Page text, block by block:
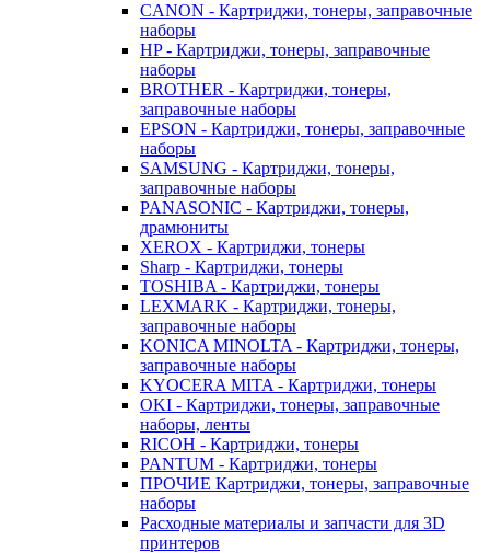
CANON - Картриджи, тонеры, заправочные
наборы
HP - Картриджи, тонеры, заправочные
наборы
BROTHER - Картриджи, тонеры,
заправочные наборы
EPSON - Картриджи, тонеры, заправочные
наборы
SAMSUNG - Картриджи, тонеры,
заправочные наборы
PANASONIC - Картриджи, тонеры,
драмюниты
XEROX - Картриджи, тонеры
Sharp - Картриджи, тонеры
TOSHIBA - Картриджи, тонеры
LEXMARK - Картриджи, тонеры,
заправочные наборы
KONICA MINOLTA - Картриджи, тонеры,
заправочные наборы
KYOCERA MITA - Картриджи, тонеры
OKI - Картриджи, тонеры, заправочные
наборы, ленты
RICOH - Картриджи, тонеры
PANTUM - Картриджи, тонеры
ПРОЧИЕ Картриджи, тонеры, заправочные
наборы
Расходные материалы и запчасти для 3D
принтеров